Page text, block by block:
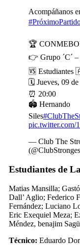
Acompáñanos
🏆
👉 Grupo ´C´ –
🆚
🗓️ Jueves, 09
⏰ 20:00
🏟️ Hernando
Siles
pic.twitter.com/
— Club The
Estudiantes de
Matias Mansilla;
Dall’ Aglio; Federico
Fernández; Luciano
Eric Exequiel Meza;
Méndez, benajim
Técnico: Eduardo